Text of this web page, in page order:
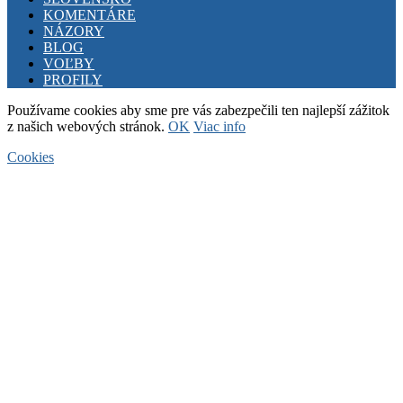
KOMENTÁRE
NÁZORY
BLOG
VOĽBY
PROFILY
Používame cookies aby sme pre vás zabezpečili ten najlepší zážitok
z našich webových stránok. OK Viac info
Cookies